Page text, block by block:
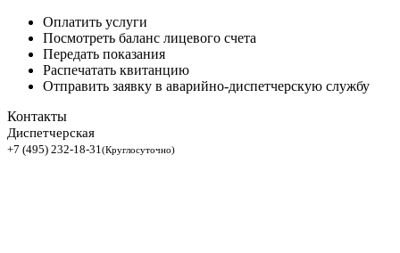
Оплатить услуги
Посмотреть баланс лицевого счета
Передать показания
Распечатать квитанцию
Отправить заявку в аварийно-диспетчерскую службу
Контакты
Диспетчерская
+7 (495) 232-18-31(Круглосуточно)